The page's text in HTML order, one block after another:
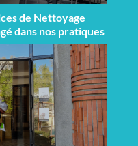
de Nettoyage
dans nos pratiques